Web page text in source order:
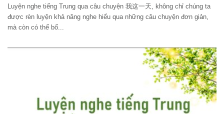
Luyện nghe tiếng Trung qua câu chuyện 我这一天, không chỉ chúng ta
được rèn luyện khả năng nghe hiểu qua những câu chuyện đơn giản,
mà còn có thể bổ...